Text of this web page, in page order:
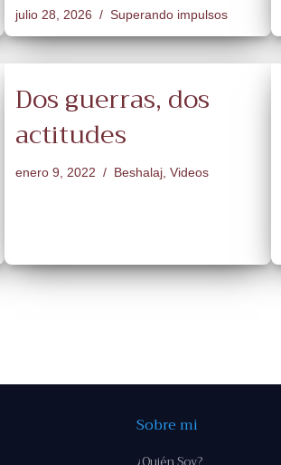
julio 28, 2026 Superando impulsos
Dos guerras, dos
actitudes
enero 9, 2022 Beshalaj, Videos
Sobre mi